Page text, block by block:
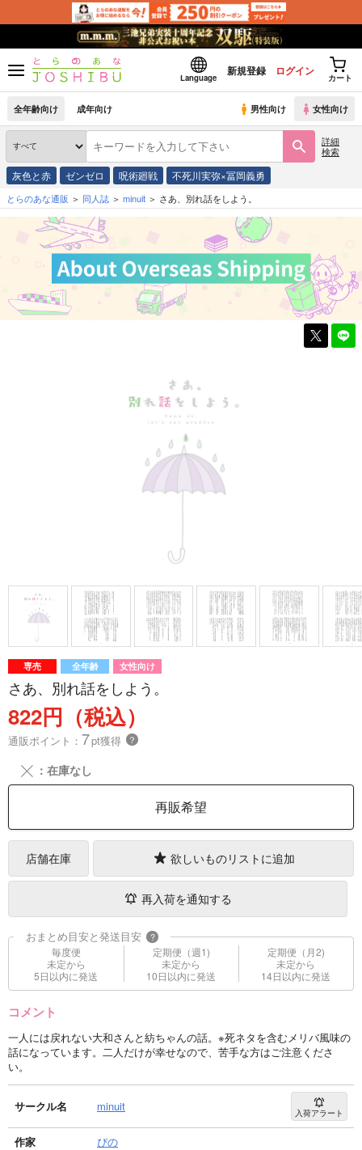
Language
新規登録 ログイン
カート
全年齢向け 成年向け 男性向け 女性向け
詳細
検索
灰色と赤 ゼンゼロ 呪術廻戦 不死川実弥×冨岡義勇
とらのあな通販 同人誌 minuit さあ、別れ話をしよう。
専売 全年齢 女性向け
さあ、別れ話をしよう。
822円（税込）
通販ポイント： 7pt獲得 ？
╳ ：在庫なし
再販希望
店舗在庫 欲しいものリストに追加
再入荷を通知する
おまとめ目安と発送目安 ?
毎度便
未定から
5日以内に発送
定期便（週1)
未定から
10日以内に発送
定期便（月2)
未定から
14日以内に発送
コメント
一人には戻れない大和さんと紡ちゃんの話。※死ネタを含むメリバ風味の
話になっています。二人だけが幸せなので、苦手な方はご注意くださ
い。
サークル名 minuit 入荷アラート
作家
ぴの